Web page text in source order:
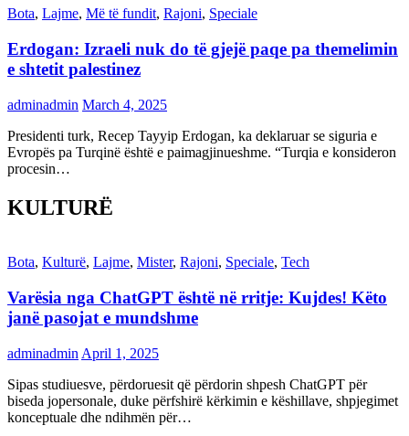
Bota, Lajme, Më të fundit, Rajoni, Speciale
Erdogan: Izraeli nuk do të gjejë paqe pa themelimin
e shtetit palestinez
adminadmin March 4, 2025
Presidenti turk, Recep Tayyip Erdogan, ka deklaruar se siguria e
Evropës pa Turqinë është e paimagjinueshme. “Turqia e konsideron
procesin…
KULTURË
Bota, Kulturë, Lajme, Mister, Rajoni, Speciale, Tech
Varësia nga ChatGPT është në rritje: Kujdes! Këto
janë pasojat e mundshme
adminadmin April 1, 2025
Sipas studiuesve, përdoruesit që përdorin shpesh ChatGPT për
biseda jopersonale, duke përfshirë kërkimin e këshillave, shpjegimet
konceptuale dhe ndihmën për…